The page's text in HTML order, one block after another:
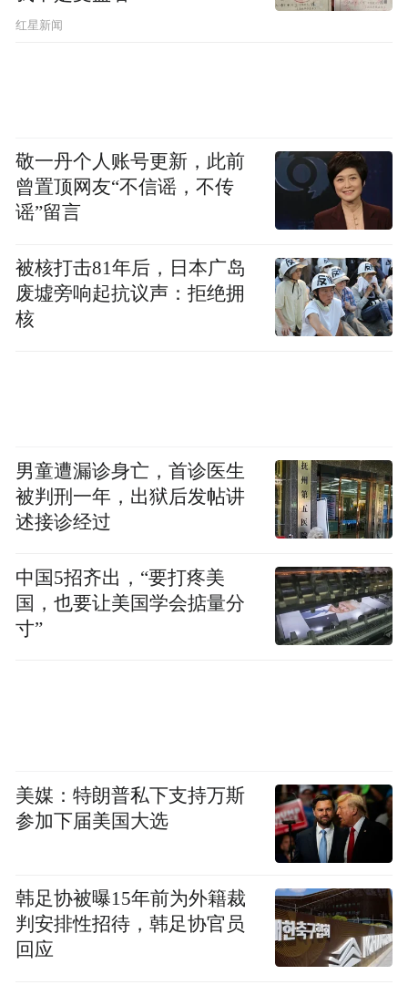
红星新闻
敬一丹个人账号更新，此前
曾置顶网友“不信谣，不传
谣”留言
被核打击81年后，日本广岛
废墟旁响起抗议声：拒绝拥
核
男童遭漏诊身亡，首诊医生
被判刑一年，出狱后发帖讲
述接诊经过
中国5招齐出，“要打疼美
国，也要让美国学会掂量分
寸”
美媒：特朗普私下支持万斯
参加下届美国大选
韩足协被曝15年前为外籍裁
判安排性招待，韩足协官员
回应